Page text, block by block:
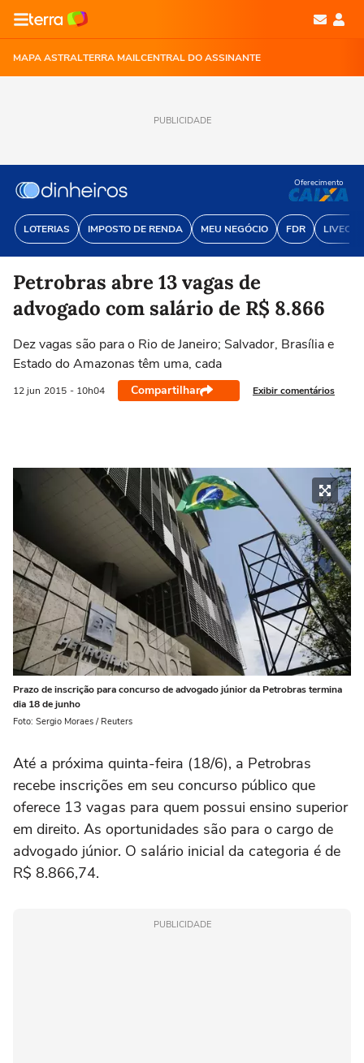
MAPA ASTRALTERRA MAILCENTRAL DO ASSINANTE
PUBLICIDADE
LOTERIAS IMPOSTO DE RENDA MEU NEGÓCIO FDR
Oferecimento
Petrobras abre 13 vagas de
advogado com salário de R$ 8.866
Dez vagas são para o Rio de Janeiro; Salvador, Brasília e
Estado do Amazonas têm uma, cada
12 jun 2015 - 10h04 Compartilhar Exibir comentários
Prazo de inscrição para concurso de advogado júnior da Petrobras termina
dia 18 de junho
Foto: Sergio Moraes / Reuters
Até a próxima quinta-feira (18/6), a Petrobras
recebe inscrições em seu concurso público que
oferece 13 vagas para quem possui ensino superior
em direito. As oportunidades são para o cargo de
advogado júnior. O salário inicial da categoria é de
R$ 8.866,74.
PUBLICIDADE